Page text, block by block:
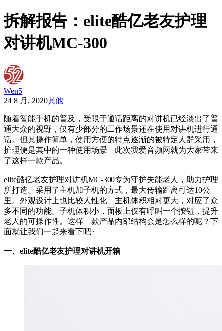
拆解报告：elite酷亿老友护理
对讲机MC-300
Wen5
24 8 月, 2020其他
随着智能手机的普及，受限于通话距离的对讲机已经淡出了普
通大众的视野，仅有少部分的工作场景还在使用对讲机进行通
话。但其操作简单，使用方便的特点逐渐的被特定人群采用，
护理便是其中的一种使用场景，此次我爱音频网就为大家带来
了这样一款产品。
elite酷亿老友护理对讲机MC-300专为守护失能老人，助力护理
所打造。采用了主机加子机的方式，最大传输距离可达10公
里。外观设计上也比较人性化，主机体积相对更大，对应了众
多不同的功能。子机体积小，面板上仅有呼叫一个按钮，提升
老人的可操作性。这样一款产品内部结构会是怎么样的呢？下
面就让我们一起来看下吧~
一、elite酷亿老友护理对讲机开箱